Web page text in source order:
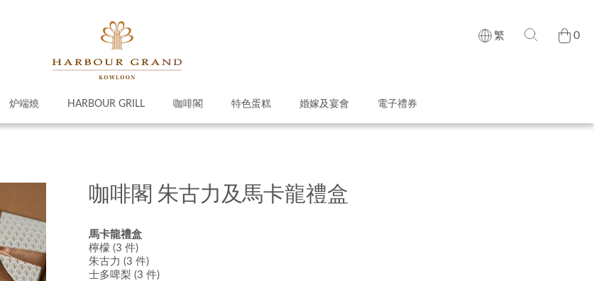
炉端燒 HARBOUR GRILL 咖啡閣 特色蛋糕 婚嫁及宴會 電子禮券
繁 0
咖啡閣 朱古力及馬卡龍禮盒
馬卡龍禮盒
檸檬 (3 件)
朱古力 (3 件)
士多啤梨 (3 件)